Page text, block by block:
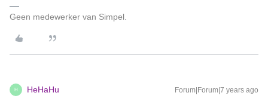
Geen medewerker van Simpel.
H HeHaHu Forum|Forum|7 years ago